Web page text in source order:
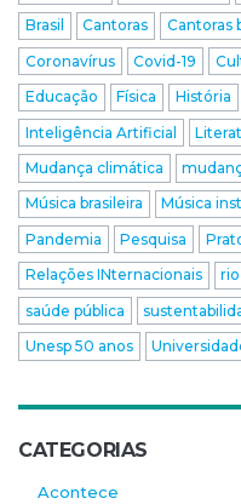
Brasil
Cantoras Cantoras
Coronavírus
Covid-19
Educação
Física História
Inteligência Artificial
Mudança climática
Música brasileira
Música
Pandemia
Pesquisa
Relações INternacionais
saúde pública
Unesp 50 anos
CATEGORIAS
Acontece